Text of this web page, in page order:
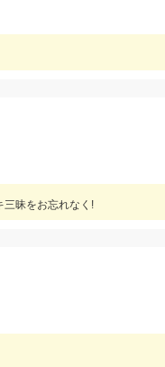
三昧をお忘れなく!